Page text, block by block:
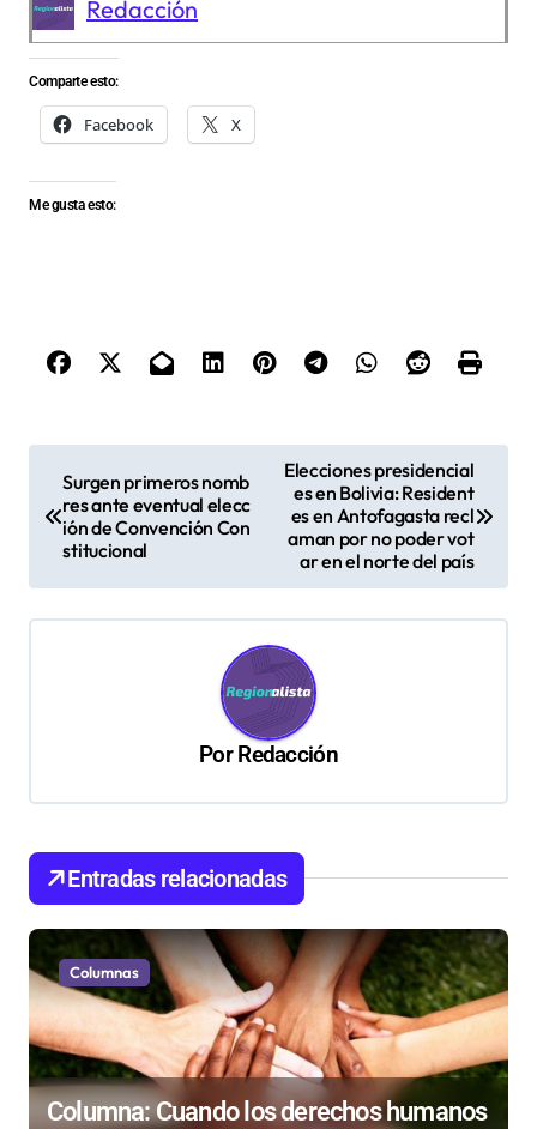
Redacción
Comparte esto:
Facebook X
Me gusta esto:
e
g
d
e
e
n
t
r
a
Surgen primeros nomb
res ante eventual elecc
ión de Convención Con
stitucional
Elecciones presidencial
es en Bolivia: Resident
es en Antofagasta recl
aman por no poder vot
ar en el norte del país
PorRedacción
Entradas relacionadas
Columnas
Columna: Cuando los derechos humanos